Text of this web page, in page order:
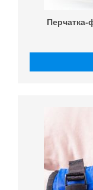
Перчатка-